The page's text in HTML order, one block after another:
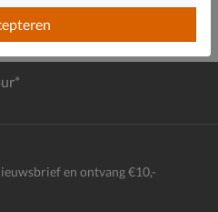
en ontvang €10,-